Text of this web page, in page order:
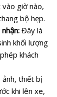
giờ nào,
bộ hẹp.
Đây là
khối lượng
khách
ảnh, thiết bị
khi lên xe,